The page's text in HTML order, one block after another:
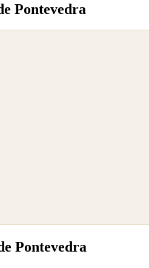
Pontevedra
Pontevedra